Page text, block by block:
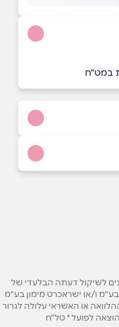
במט"ח
לשיקול דעתה הבלעדי של
ו/או ישראכרט מימון בע"מ
או האשראי עלולה לגרור
הוצאה לפועל * טל"ח